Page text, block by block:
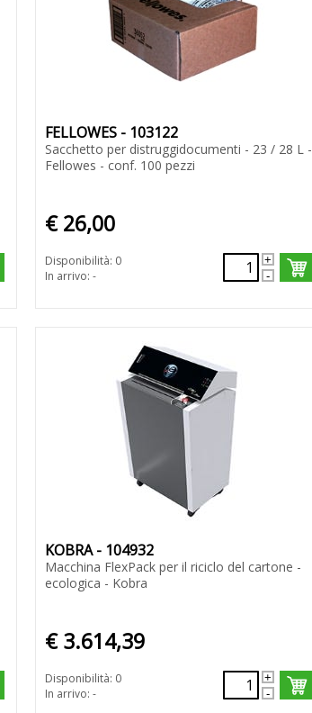
FELLOWES - 103122
Sacchetto per distruggidocumenti - 23 / 28 L -
Fellowes - conf. 100 pezzi
€ 26,00
Disponibilità: 0
In arrivo: -
KOBRA - 104932
Macchina FlexPack per il riciclo del cartone -
ecologica - Kobra
€ 3.614,39
Disponibilità: 0
In arrivo: -